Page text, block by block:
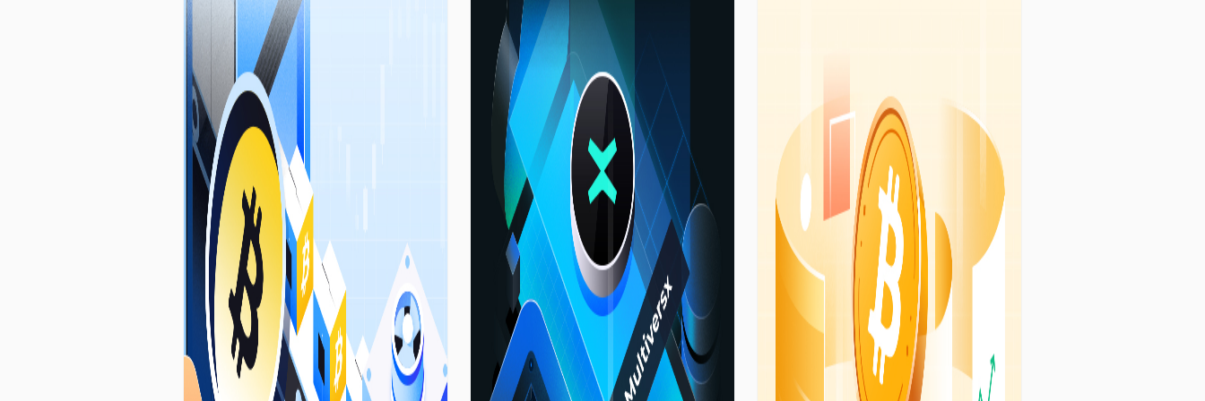
потенциале для революционной
проверки личности,
конфиденциальности и доверия.
Присоединяйтесь к нам в этом
познавательном исследовании и
вооружитесь опытом, который
поможет Вам ориентироваться в
динамичном ландшафте
децентрализованной идентификации
в цифровую эпоху.
механизмы торговли, полезность
токенов и структуры управления. К
концу этого курса у Вас будет
прочная основа для того, чтобы
ориентироваться в динамичном и
захватывающем мире
криптовалютных деривативов, что
позволит Вам принимать
обоснованные инвестиционные
решения и использовать
возможности этой быстро
развивающейся отрасли.